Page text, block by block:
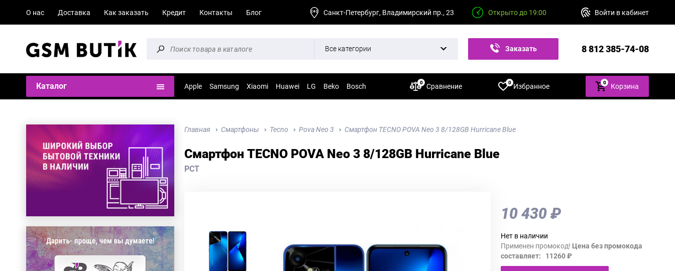
О нас Доставка Как заказать Кредит Контакты Блог Санкт-Петербург, Владимирский пр., 23 Открыто до 19:00 Войти в кабинет
Все категории Заказать 8 812 385-74-08
Каталог Apple Samsung Xiaomi Huawei LG Beko Bosch Сравнение
0 Избранное
0 0 Корзина
Главная Смартфоны Tecno Pova Neo 3 Смартфон TECNO POVA Neo 3 8/128GB Hurricane Blue
Смартфон TECNO POVA Neo 3 8/128GB Hurricane Blue
РСТ
10 430 ₽
Нет в наличии
Применен промокод! Цена без промокода
составляет: 11260 ₽